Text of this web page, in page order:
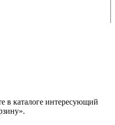
в каталоге интересующий